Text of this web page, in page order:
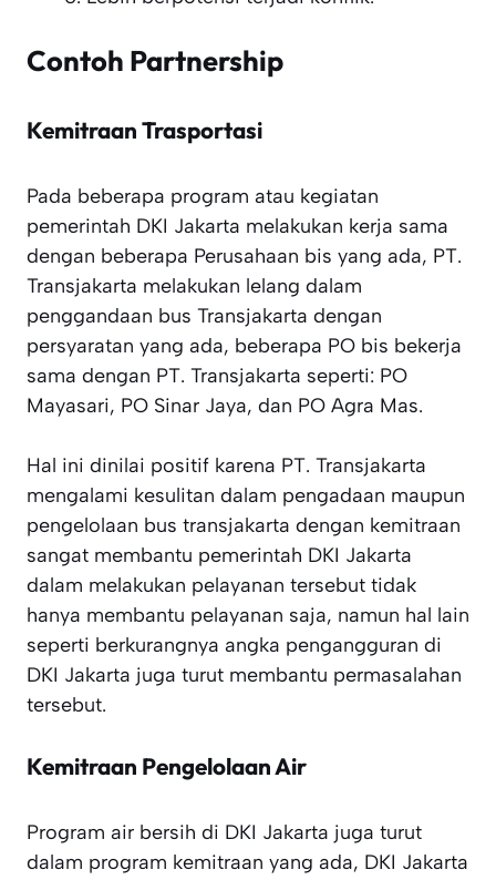
Contoh Partnership
Kemitraan Trasportasi
Pada beberapa program atau kegiatan
pemerintah DKI Jakarta melakukan kerja sama
dengan beberapa Perusahaan bis yang ada, PT.
Transjakarta melakukan lelang dalam
penggandaan bus Transjakarta dengan
persyaratan yang ada, beberapa PO bis bekerja
sama dengan PT. Transjakarta seperti: PO
Mayasari, PO Sinar Jaya, dan PO Agra Mas.
Hal ini dinilai positif karena PT. Transjakarta
mengalami kesulitan dalam pengadaan maupun
pengelolaan bus transjakarta dengan kemitraan
sangat membantu pemerintah DKI Jakarta
dalam melakukan pelayanan tersebut tidak
hanya membantu pelayanan saja, namun hal lain
seperti berkurangnya angka pengangguran di
DKI Jakarta juga turut membantu permasalahan
tersebut.
Kemitraan Pengelolaan Air
Program air bersih di DKI Jakarta juga turut
dalam program kemitraan yang ada, DKI Jakarta